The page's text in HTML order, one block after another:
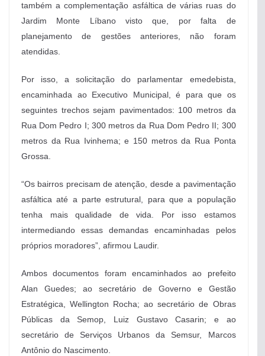
também a complementação asfáltica de várias ruas do
Jardim Monte Líbano visto que, por falta de
planejamento de gestões anteriores, não foram
atendidas.
Por isso, a solicitação do parlamentar emedebista,
encaminhada ao Executivo Municipal, é para que os
seguintes trechos sejam pavimentados: 100 metros da
Rua Dom Pedro I; 300 metros da Rua Dom Pedro II; 300
metros da Rua Ivinhema; e 150 metros da Rua Ponta
Grossa.
“Os bairros precisam de atenção, desde a pavimentação
asfáltica até a parte estrutural, para que a população
tenha mais qualidade de vida. Por isso estamos
intermediando essas demandas encaminhadas pelos
próprios moradores”, afirmou Laudir.
Ambos documentos foram encaminhados ao prefeito
Alan Guedes; ao secretário de Governo e Gestão
Estratégica, Wellington Rocha; ao secretário de Obras
Públicas da Semop, Luiz Gustavo Casarin; e ao
secretário de Serviços Urbanos da Semsur, Marcos
Antônio do Nascimento.